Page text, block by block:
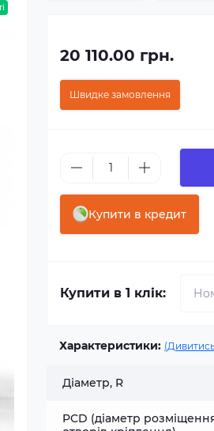
20 110.00 грн.
Швидке замовлення
Купити в кредит
Купити в 1 клік:
Характеристики:
Діаметр, R
PCD (діаметр